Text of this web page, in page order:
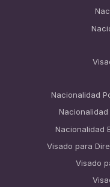
Nacionalidad
Nacionalidad
Visado para
Visado